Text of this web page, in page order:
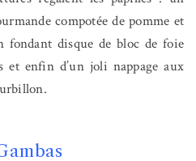
compotée de pomme et
fondant disque de bloc de foie
et enfin d’un joli nappage aux